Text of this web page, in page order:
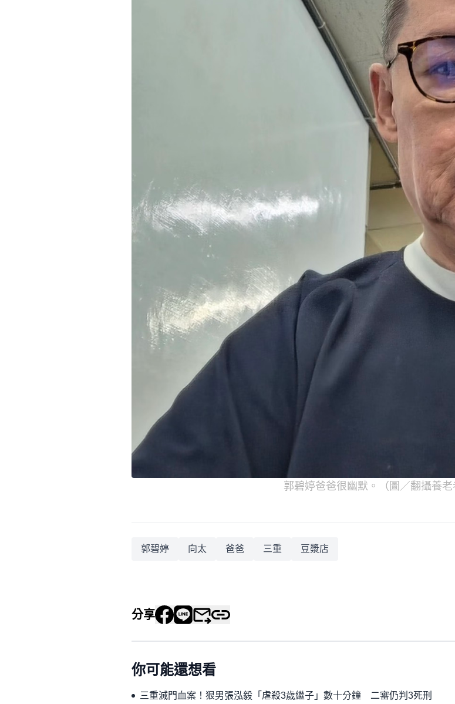
郭碧婷爸爸很幽默。（圖／翻攝養老
郭碧婷 向太 爸爸 三重 豆漿店
分享
你可能還想看
三重滅門血案！狠男張泓毅「虐殺3歲繼子」數十分鐘 二審仍判3死刑